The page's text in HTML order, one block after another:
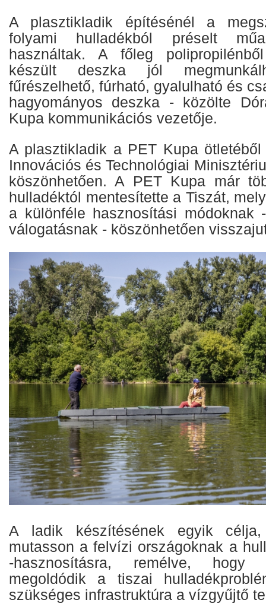
A plasztikladik építésénél a
folyami hulladékból préselt
használtak. A főleg
készült deszka jól
fűrészelhető, fúrható, gyalulható és
hagyományos deszka - közölte
Kupa kommunikációs vezetője.
A plasztikladik a PET Kupa
Innovációs és Technológiai
köszönhetően. A PET Kupa már
hulladéktól mentesítette a Tiszát,
a különféle hasznosítási módoknak
válogatásnak - köszönhetően
A ladik készítésének egyik
mutasson a felvízi országoknak a
-hasznosításra, remélve, hogy
megoldódik a tiszai
szükséges infrastruktúra a vízgyűjtő